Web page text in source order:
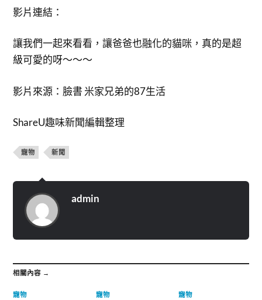
影片連結：
讓我們一起來看看，讓爸爸也融化的貓咪，真的是超
級可愛的呀～～～
影片來源：臉書 米家兄弟的87生活
ShareU趣味新聞編輯整理
寵物 新聞
admin
相關內容 →
寵物 寵物 寵物